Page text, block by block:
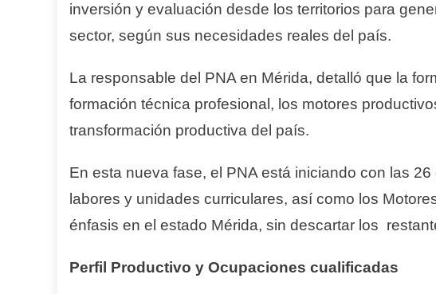
inversión y evaluación desde los territorios para
sector, según sus necesidades reales del país.
La responsable del PNA en Mérida, detalló que la
formación técnica profesional, los motores
transformación productiva del país.
En esta nueva fase, el PNA está iniciando con las
labores y unidades curriculares, así como los
énfasis en el estado Mérida, sin descartar los
Perfil Productivo y Ocupaciones cualificadas